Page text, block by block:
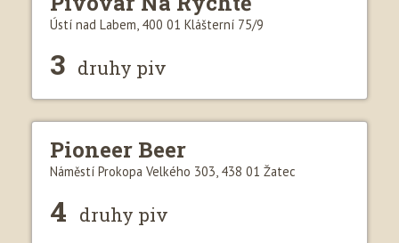
Ústí nad Labem, 400 01 Klášterní 75/9
3 druhy piv
Pioneer Beer
Náměstí Prokopa Velkého 303, 438 01 Žatec
4 druhy piv